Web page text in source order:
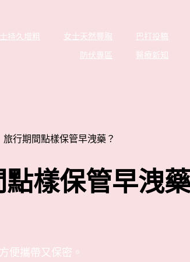
持久增粗 女士天然豐胸
巴打投稿
防伏專區
醫療新知
旅行期間點樣保管早洩藥？
樣保管早洩
便攜帶又保密。